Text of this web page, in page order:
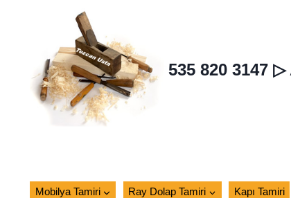
535 820 3147
Mobilya Tamiri Ray Dolap Tamiri Kapı Tamiri